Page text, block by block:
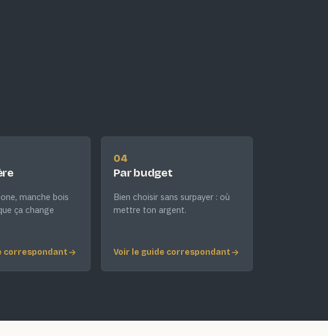
manche bois
ça change
correspondant
04
Par budget
Bien choisir sans surpayer : où
mettre ton argent.
Voir le guide correspondant